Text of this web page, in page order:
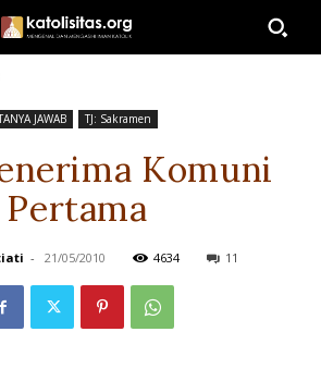
JAWAB TJ: Sakramen
Komuni
Pertama
- 21/05/2010 4634 11